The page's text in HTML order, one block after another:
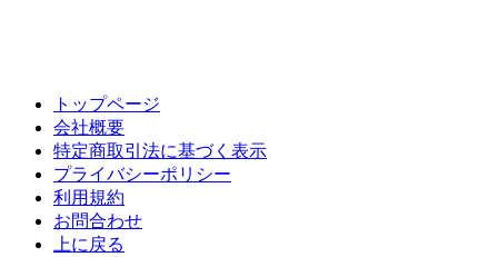
トップページ
会社概要
特定商取引法に基づく表示
プライバシーポリシー
利用規約
お問合わせ
上に戻る